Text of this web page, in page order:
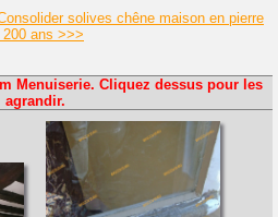
solives chêne maison en pierre
200 ans >>>
Menuiserie. Cliquez dessus pour les
agrandir.